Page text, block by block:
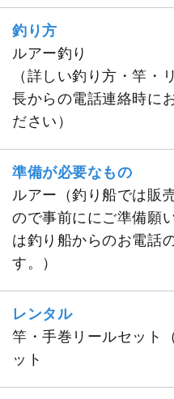
釣り方
ルアー釣り
（詳しい釣り方・竿・
長からの電話連絡時に
ださい）
準備が必要なもの
ルアー（釣り船では販
ので事前ににご準備願
は釣り船からのお電話
す。）
レンタル
竿・手巻リールセット
ット